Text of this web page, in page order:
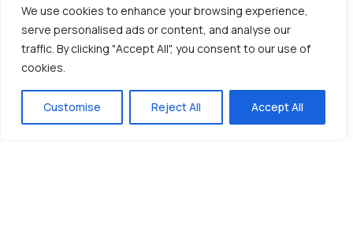
We use cookies to enhance your browsing experience,
serve personalised ads or content, and analyse our
traffic. By clicking "Accept All", you consent to our use of
cookies.
Customise Reject All Accept All